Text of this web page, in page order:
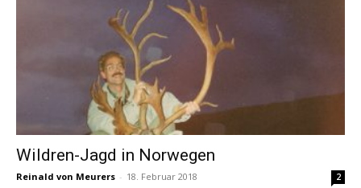
Wildren-Jagd in Norwegen
Reinald von Meurers - 18. Februar 2018 2